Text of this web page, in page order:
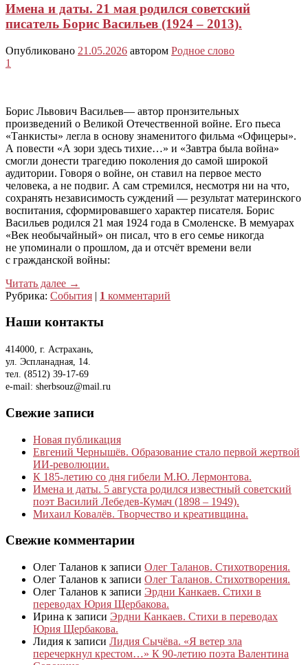
Имена и даты. 21 мая родился советский
писатель Борис Васильев (1924 – 2013).
Опубликовано 21.05.2026 автором Родное слово
1
Борис Львович Васильев— автор пронзительных
произведений о Великой Отечественной войне. Его пьеса
«Танкисты» легла в основу знаменитого фильма «Офицеры».
А повести «А зори здесь тихие…» и «Завтра была война»
смогли донести трагедию поколения до самой широкой
аудитории. Говоря о войне, он ставил на первое место
человека, а не подвиг. А сам стремился, несмотря ни на что,
сохранять независимость суждений — результат материнского
воспитания, сформировавшего характер писателя. Борис
Васильев родился 21 мая 1924 года в Смоленске. В мемуарах
«Век необычайный» он писал, что в его семье никогда
не упоминали о прошлом, да и отсчёт времени вели
с гражданской войны:
Читать далее →
Рубрика: События | 1 комментарий
Наши контакты
414000, г. Астрахань,
ул. Эспланадная, 14.
тел. (8512) 39-17-69
e-mail: sherbsouz@mail.ru
Свежие записи
Новая публикация
Евгений Чернышёв. Образование стало первой жертвой
ИИ-революции.
К 185‑летию со дня гибели М.Ю. Лермонтова.
Имена и даты. 5 августа родился известный советский
поэт Василий Лебедев-Кумач (1898 – 1949).
Михаил Ковалёв. Творчество и креативщина.
Свежие комментарии
Олег Таланов к записи Олег Таланов. Стихотворения.
Олег Таланов к записи Олег Таланов. Стихотворения.
Олег Таланов к записи Эрдни Канкаев. Стихи в
переводах Юрия Щербакова.
Ирина к записи Эрдни Канкаев. Стихи в переводах
Юрия Щербакова.
Лидия к записи Лидия Сычёва. «Я ветер зла
перечеркнул крестом…» К 90-летию поэта Валентина